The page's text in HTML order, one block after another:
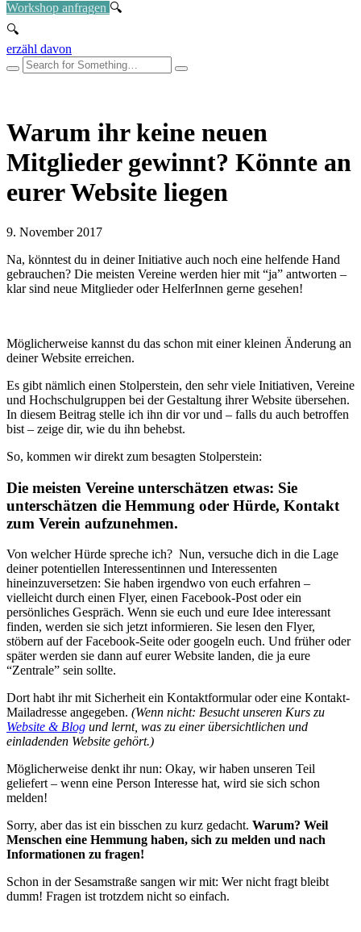
Workshop anfragen
erzähl davon
Warum ihr keine neuen
Mitglieder gewinnt? Könnte an
eurer Website liegen
9. November 2017
Na, könntest du in deiner Initiative auch noch eine helfende Hand
gebrauchen? Die meisten Vereine werden hier mit “ja” antworten –
klar sind neue Mitglieder oder HelferInnen gerne gesehen!
Möglicherweise kannst du das schon mit einer kleinen Änderung an
deiner Website erreichen.
Es gibt nämlich einen Stolperstein, den sehr viele Initiativen, Vereine
und Hochschulgruppen bei der Gestaltung ihrer Website übersehen.
In diesem Beitrag stelle ich ihn dir vor und – falls du auch betroffen
bist – zeige dir, wie du ihn behebst.
So, kommen wir direkt zum besagten Stolperstein:
Die meisten Vereine unterschätzen etwas: Sie
unterschätzen die Hemmung oder Hürde, Kontakt
zum Verein aufzunehmen.
Von welcher Hürde spreche ich? Nun, versuche dich in die Lage
deiner potentiellen Interessentinnen und Interessenten
hineinzuversetzen: Sie haben irgendwo von euch erfahren –
vielleicht durch einen Flyer, einen Facebook-Post oder ein
persönliches Gespräch. Wenn sie euch und eure Idee interessant
finden, werden sie sich jetzt informieren. Sie lesen den Flyer,
stöbern auf der Facebook-Seite oder googeln euch. Und früher oder
später werden sie dann auf eurer Website landen, die ja eure
“Zentrale” sein sollte.
Dort habt ihr mit Sicherheit ein Kontaktformular oder eine Kontakt-
Mailadresse angegeben. (Wenn nicht: Besucht unseren Kurs zu
Website & Blog und lernt, was zu einer übersichtlichen und
einladenden Website gehört.)
Möglicherweise denkt ihr nun: Okay, wir haben unseren Teil
geliefert – wenn eine Person Interesse hat, wird sie sich schon
melden!
Sorry, aber das ist ein bisschen zu kurz gedacht. Warum? Weil
Menschen eine Hemmung haben, sich zu melden und nach
Informationen zu fragen!
Schon in der Sesamstraße sangen wir mit: Wer nicht fragt bleibt
dumm! Fragen ist trotzdem nicht so einfach.